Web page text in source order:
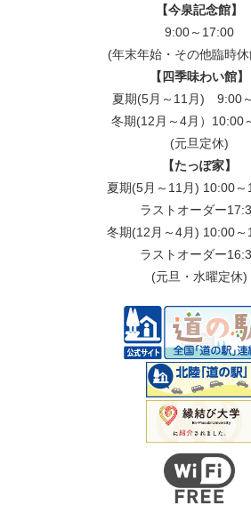
【今泉記念館】
9:00～17:00
(年末年始・その他臨時
【四季味わい館】
夏期(5月～11月) 9:00
冬期(12月～4月）10:00
(元旦定休)
【たっぽ家】
夏期(5月～11月) 10:00
ラストオーダー
冬期(12月～4月) 10:00
ラストオーダー
(元旦・水曜定休)